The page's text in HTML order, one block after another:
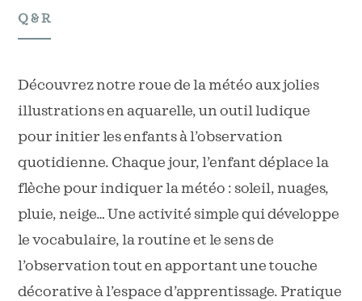
Q & R
Découvrez notre roue de la météo aux jolies
illustrations en aquarelle, un outil ludique
pour initier les enfants à l’observation
quotidienne. Chaque jour, l’enfant déplace la
flèche pour indiquer la météo : soleil, nuages,
pluie, neige… Une activité simple qui développe
le vocabulaire, la routine et le sens de
l’observation tout en apportant une touche
décorative à l’espace d’apprentissage. Pratique